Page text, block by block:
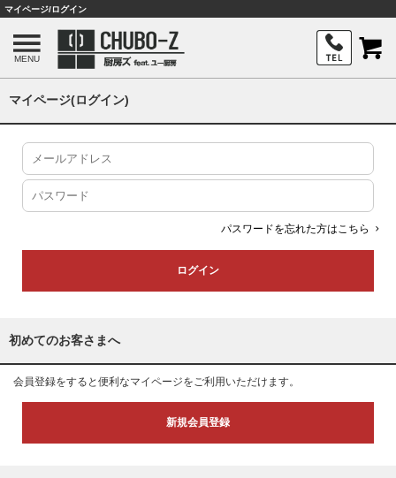
マイページ/ログイン
MENU
マイページ(ログイン)
パスワードを忘れた方はこちら
初めてのお客さまへ
会員登録をすると便利なマイページをご利用いただけます。
新規会員登録